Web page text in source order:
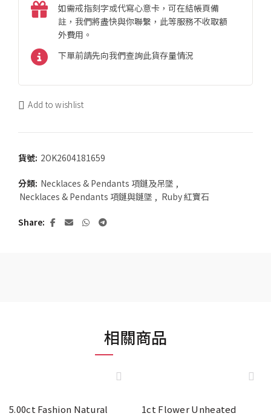
如需戒指刻字或代寫心意卡，可在結帳頁備
註，我們將盡快與你聯繫，此等服務不收取額
外費用。
下單前請先向我們查詢此貨存量情況
Add to wishlist
貨號: 2OK2604181659
分類: Necklaces & Pendants 項鏈及吊墜 ,
Necklaces & Pendants 項鏈與鏈墜 , Ruby 紅寶石
Share
相關商品
5.00ct Fashion Natural 1ct Flower Unheated